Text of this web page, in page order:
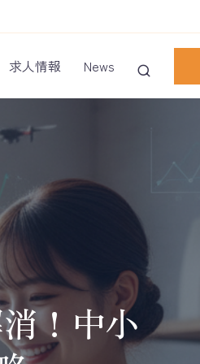
求人情報 News
！中小